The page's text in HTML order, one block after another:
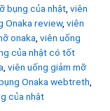
bụng của nhật viên
Onaka review, viên
onaka viên uống
của nhật có tốt
viên uống giảm mỡ
Onaka webtreth
của nhật